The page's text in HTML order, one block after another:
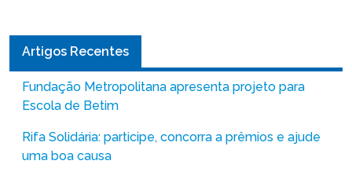
Artigos Recentes
Fundação Metropolitana apresenta projeto para
Escola de Betim
Rifa Solidária: participe, concorra a prêmios e ajude
uma boa causa